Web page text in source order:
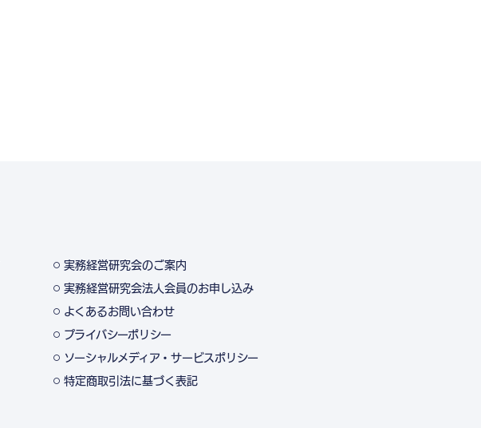
実務経営研究会のご案内
実務経営研究会法人会員のお申し込み
よくあるお問い合わせ
プライバシーポリシー
ソーシャルメディア・サービスポリシー
特定商取引法に基づく表記